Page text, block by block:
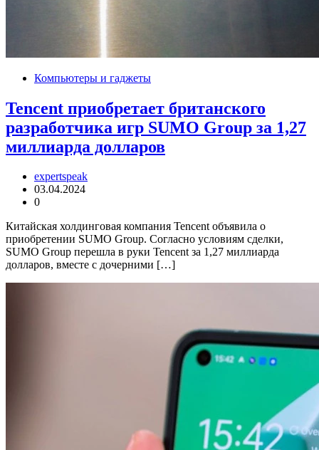
Компьютеры и гаджеты
Tencent приобретает британского
разработчика игр SUMO Group за 1,27
миллиарда долларов
expertspeak
03.04.2024
0
Китайская холдинговая компания Tencent объявила о
приобретении SUMO Group. Согласно условиям сделки,
SUMO Group перешла в руки Tencent за 1,27 миллиарда
долларов, вместе с дочерними […]